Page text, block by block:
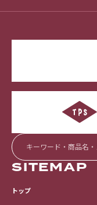
SITEMAP
トップ